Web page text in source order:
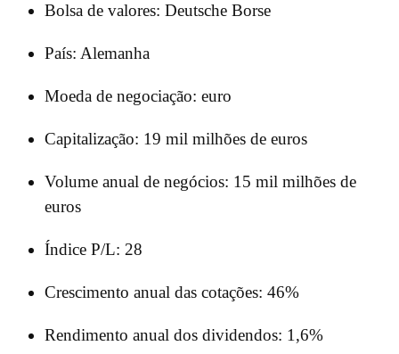
Bolsa de valores: Deutsche Borse
País: Alemanha
Moeda de negociação: euro
Capitalização: 19 mil milhões de euros
Volume anual de negócios: 15 mil milhões de
euros
Índice P/L: 28
Crescimento anual das cotações: 46%
Rendimento anual dos dividendos: 1,6%